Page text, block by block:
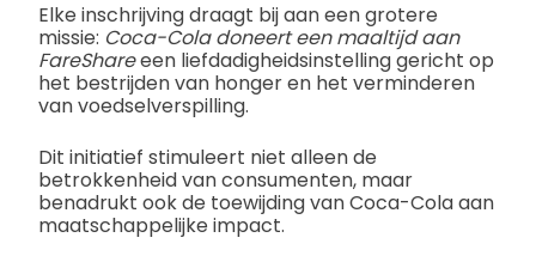
Elke inschrijving draagt bij aan een grotere
missie: Coca-Cola doneert een maaltijd aan
FareShareeen liefdadigheidsinstelling gericht op
het bestrijden van honger en het verminderen
van voedselverspilling.
Dit initiatief stimuleert niet alleen de
betrokkenheid van consumenten, maar
benadrukt ook de toewijding van Coca-Cola aan
maatschappelijke impact.